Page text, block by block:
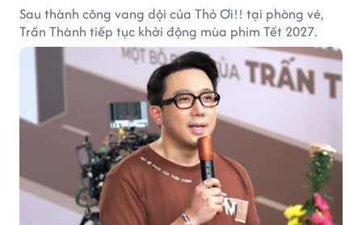
Sau thành công vang dội của Thỏ Ơi!! tại phòng vé,
Trấn Thành tiếp tục khởi động mùa phim Tết 2027.